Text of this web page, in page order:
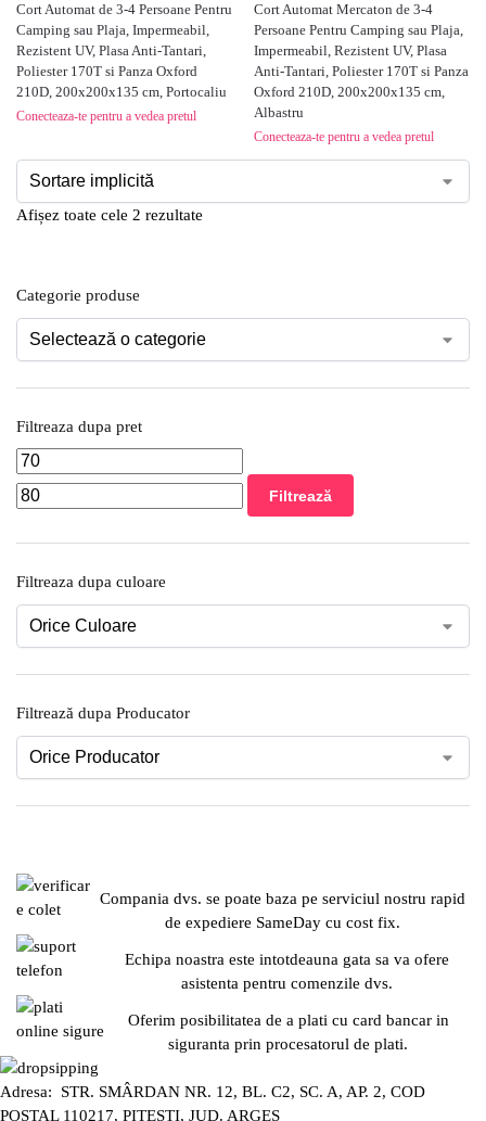
Cort Automat de 3-4 Persoane Pentru
Camping sau Plaja, Impermeabil,
Rezistent UV, Plasa Anti-Tantari,
Poliester 170T si Panza Oxford
210D, 200x200x135 cm, Portocaliu
Conecteaza-te pentru a vedea pretul
Cort Automat Mercaton de 3-4
Persoane Pentru Camping sau Plaja,
Impermeabil, Rezistent UV, Plasa
Anti-Tantari, Poliester 170T si Panza
Oxford 210D, 200x200x135 cm,
Albastru
Conecteaza-te pentru a vedea pretul
Afișez toate cele 2 rezultate
Categorie produse
Filtreaza dupa pret
Filtrează
Filtreaza dupa culoare
Filtrează dupa Producator
Compania dvs. se poate baza pe serviciul nostru rapid
de expediere SameDay cu cost fix.
Echipa noastra este intotdeauna gata sa va ofere
asistenta pentru comenzile dvs.
Oferim posibilitatea de a plati cu card bancar in
siguranta prin procesatorul de plati.
Adresa: STR. SMÂRDAN NR. 12, BL. C2, SC. A, AP. 2, COD
POȘTAL 110217, PITEȘTI, JUD. ARGEȘ